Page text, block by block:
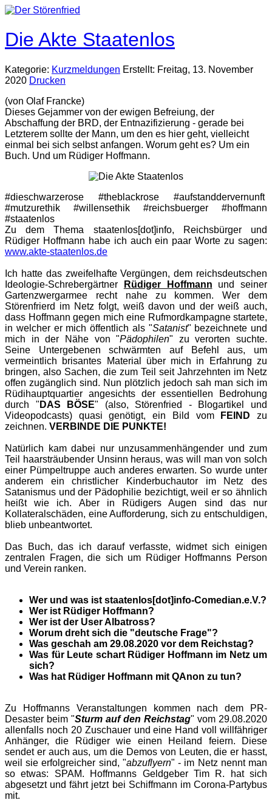
Die Akte Staatenlos
Kategorie: Kurzmeldungen Erstellt: Freitag, 13. November
2020 Drucken
(von Olaf Francke)
Dieses Gejammer von der ewigen Befreiung, der
Abschaffung der BRD, der Entnazifizierung - gerade bei
Letzterem sollte der Mann, um den es hier geht, vielleicht
einmal bei sich selbst anfangen. Worum geht es? Um ein
Buch. Und um Rüdiger Hoffmann.
#dieschwarzerose #theblackrose #aufstanddervernunft
#mutzurethik #willensethik #reichsbuerger #hoffmann
#staatenlos
Zu dem Thema staatenlos[dot]info, Reichsbürger und
Rüdiger Hoffmann habe ich auch ein paar Worte zu sagen:
www.akte-staatenlos.de
Ich hatte das zweifelhafte Vergüngen, dem reichsdeutschen
Ideologie-Schrebergärtner
Rüdiger Hoffmann und seiner
Gartenzwergarmee recht nahe zu kommen. Wer dem
Störenfrierd im Netz folgt, weiß davon und der weiß auch,
dass Hoffmann gegen mich eine Rufmordkampagne startete,
in welcher er mich öffentlich als "Satanist" bezeichnete und
mich in der Nähe von "Pädophilen" zu verorten suchte.
Seine Untergebenen schwärmten auf Befehl aus, um
vermeintlich brisantes Material über mich in Erfahrung zu
bringen, also Sachen, die zum Teil seit Jahrzehnten im Netz
offen zugänglich sind. Nun plötzlich jedoch sah man sich im
Rüdihauptquartier angesichts der essentiellen Bedrohung
durch " DAS BÖSE" (also, Störenfried - Blogartikel und
Videopodcasts) quasi genötigt, ein Bild vom
FEIND zu
zeichnen. VERBINDE DIE PUNKTE!
Natürlich kam dabei nur unzusammenhängender und zum
Teil haarsträubender Unsinn heraus, was will man von solch
einer Pümpeltruppe auch anderes erwarten. So wurde unter
anderem ein christlicher Kinderbuchautor im Netz des
Satanismus und der Pädophilie bezichtigt, weil er so ähnlich
heißt wie ich. Aber in Rüdigers Augen sind das nur
Kollateralschäden, eine Aufforderung, sich zu entschuldigen,
blieb unbeantwortet.
Das Buch, das ich darauf verfasste, widmet sich einigen
zentralen Fragen, die sich um Rüdiger Hoffmanns Person
und Verein ranken.
Wer und was ist staatenlos[dot]info-Comedian.e.V.?
Wer ist Rüdiger Hoffmann?
Wer ist der User Albatross?
Worum dreht sich die "deutsche Frage"?
Was geschah am 29.08.2020 vor dem Reichstag?
Was für Leute schart Rüdiger Hoffmann im Netz um
sich?
Was hat Rüdiger Hoffmann mit QAnon zu tun?
Zu Hoffmanns Veranstaltungen kommen nach dem PR-
Desaster beim "Sturm auf den Reichstag" vom 29.08.2020
allenfalls noch 20 Zuschauer und eine Hand voll willfähriger
Anhänger, die Rüdiger wie einen Heiland feiern. Diese
sendet er auch aus, um die Demos von Leuten, die er hasst,
weil sie erfolgreicher sind, "abzuflyern" - im Netz nennt man
so etwas: SPAM. Hoffmanns Geldgeber Tim R. hat sich
abgesetzt und fährt jetzt bei Schiffmann im Corona-Partybus
mit.